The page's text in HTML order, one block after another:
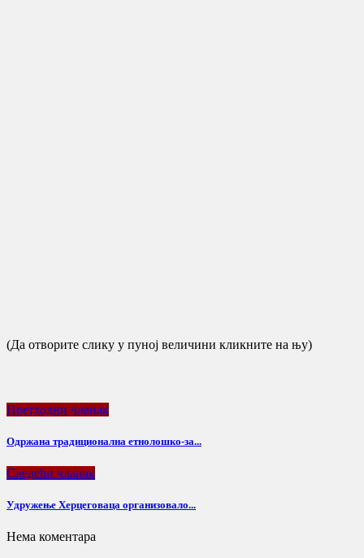
(Да отворите слику у пуној величини кликните на њу)
Претходни чланак
Одржанa традиционална етнолошко-за...
Следећи чланак
Удружење Херцеговаца организовало...
Нема коментара